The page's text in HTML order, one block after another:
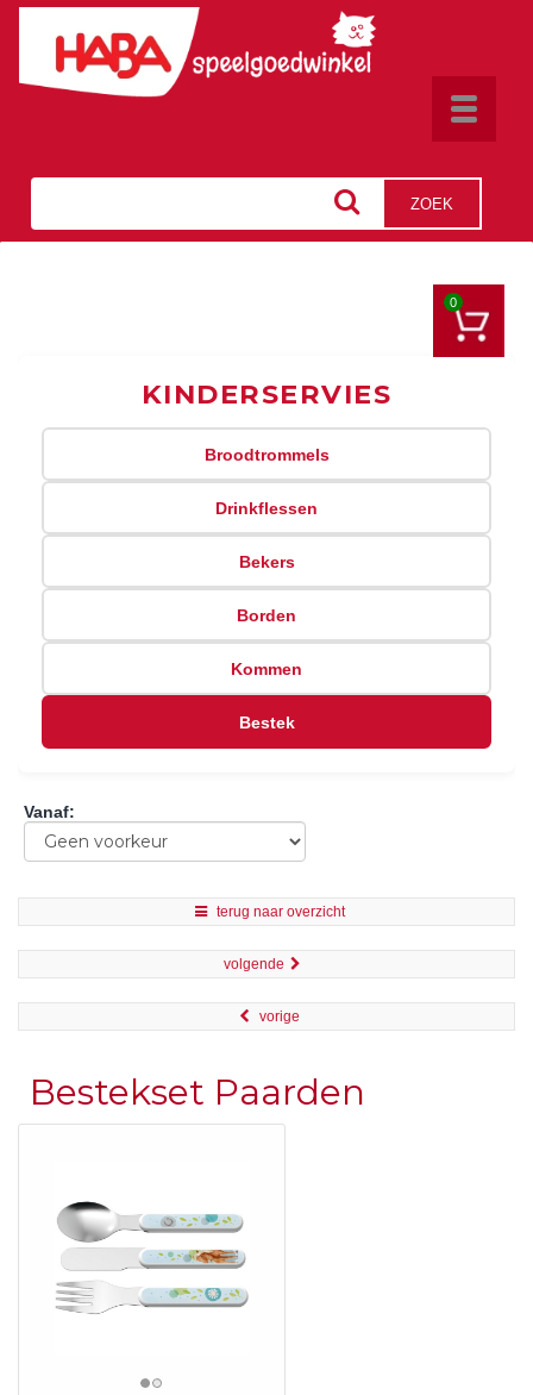
Toggle
ZOEK
0
KINDERSERVIES
Broodtrommels
Drinkflessen
Bekers
Borden
Kommen
Bestek
Vanaf:
terug naar overzicht
volgende
vorige
Bestekset Paarden